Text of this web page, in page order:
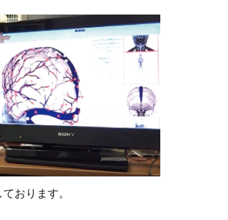
おります。